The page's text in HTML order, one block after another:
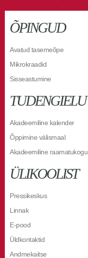
ÕPINGUD
Avatud tasemeõpe
Mikrokraadid
Sisseastumine
TUDENGIELU
Akadeemiline kalender
Õppimine välismaal
Akadeemiline raamatukogu
ÜLIKOOLIST
Pressikeskus
Linnak
E-pood
Üldkontaktid
Andmekaitse